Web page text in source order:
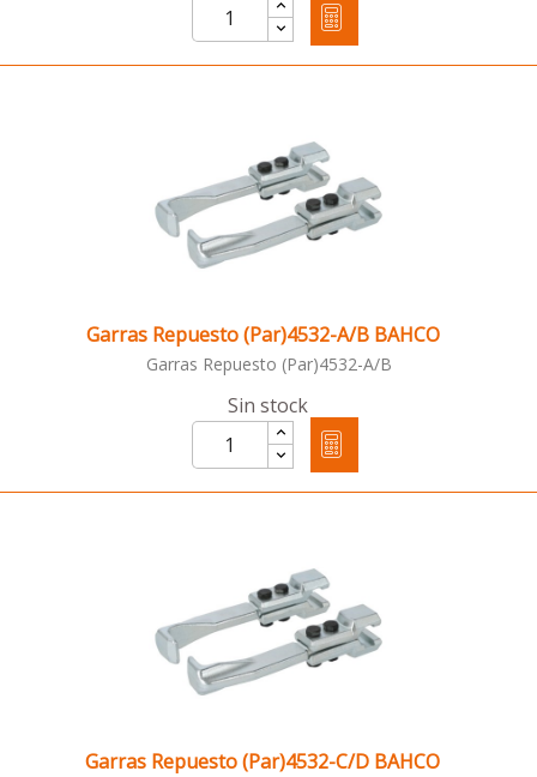
Garras Repuesto (Par)4532-A/B BAHCO
Garras Repuesto (Par)4532-A/B
Sin stock
Garras Repuesto (Par)4532-C/D BAHCO